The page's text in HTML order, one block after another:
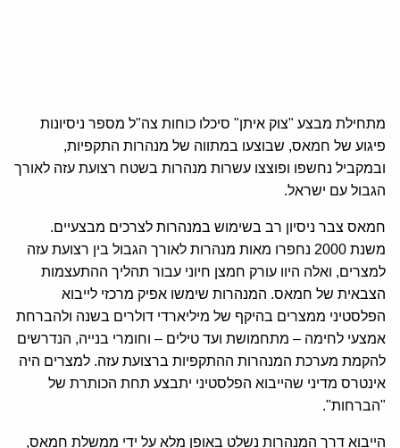
מתחילת מבצע "צוק איתן" סיכלו כוחות צה"ל מספר ניסיונות
פיגוע של חמאס, שבוצעו במתווה של מנהרות התקפיות,
ובמקביל נחשפו ופוצצו עשרות מנהרות בשטח רצועת עזה לאורך
הגבול עם ישראל.
חמאס צבר ניסיון רב בשימוש במנהרות לצרכים מבצעיים.
משנת 2000 נחפרו מאות מנהרות לאורך הגבול בין רצועת עזה
למצרים, ואלה היוו עורק חמצן חיוני עבור תהליך ההתעצמות
הצבאית של חמאס. המנהרות שימשו אפיק מרכזי לייבוא
הפלסטיני ממצרים בהיקף של מיליארדי דולרים בשנה ולהברחת
אמצעי לחימה – מתחמושת ועד טילים – וחומרי בנייה, הנדרשים
להקמת מערכת המנהרות ההתקפיות ברצועת עזה. למצרים היה
אינטרס מדיני שהייבוא הפלסטיני יתבצע תחת הכותרת של
"הברחות".
הייבוא דרך המנהרות נשלט באופן מלא על ידי ממשלת חמאס,